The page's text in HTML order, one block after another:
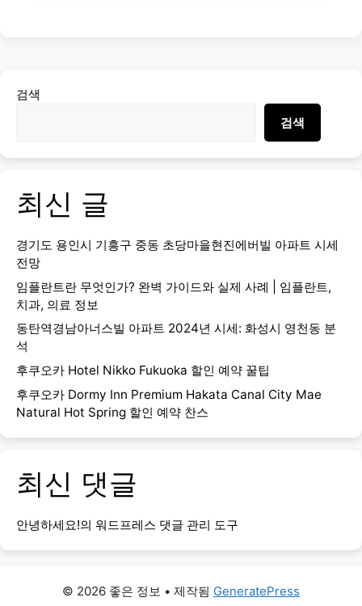
검색
검색
최신 글
경기도 용인시 기흥구 중동 초당마을현진에버빌 아파트 시세
전망
임플란트란 무엇인가? 완벽 가이드와 실제 사례 | 임플란트,
치과, 의료 정보
동탄역경남아너스빌 아파트 2024년 시세: 화성시 영천동 분
석
후쿠오카 Hotel Nikko Fukuoka 할인 예약 꿀팁
후쿠오카 Dormy Inn Premium Hakata Canal City Mae
Natural Hot Spring 할인 예약 찬스
최신 댓글
안녕하세요!의 워드프레스 댓글 관리 도구
© 2026 좋은 정보 • 제작됨 GeneratePress